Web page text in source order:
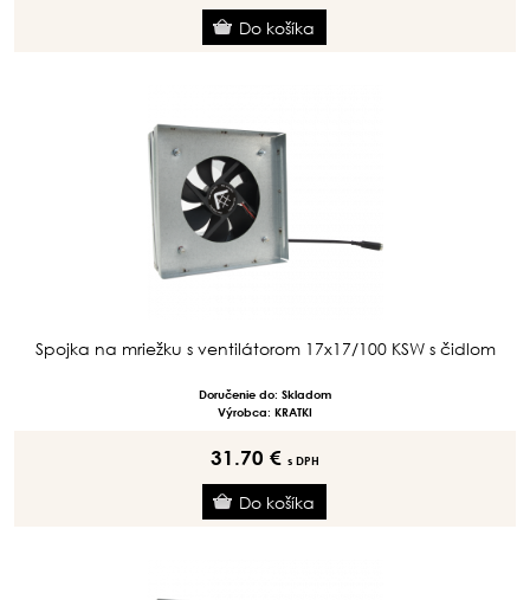
Spojka na mriežku s ventilátorom 17x17/100 KSW s čidlom
Doručenie do: Skladom
Výrobca: KRATKI
31.70 € s DPH